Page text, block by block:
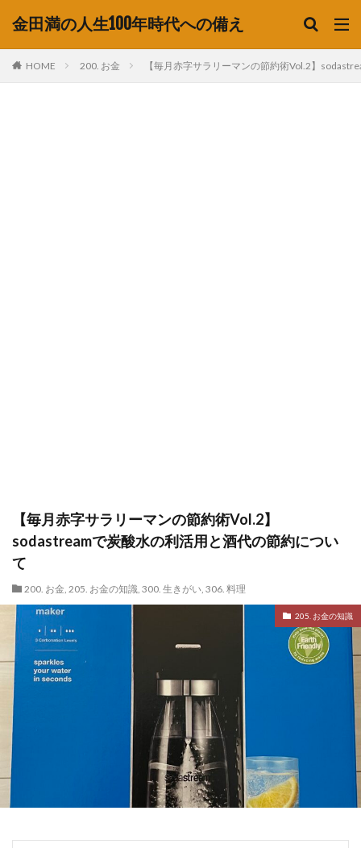
金田満の人生100年時代への備え
HOME 200. お金 【毎月赤字サラリーマンの節約術Vol.2】
【毎月赤字サラリーマンの節約術Vol.2】
sodastreamで炭酸水の利活用と酒代の節約につい
て
200. お金, 205. お金の知識, 300. 生きがい, 306. 料理
205. お金の知識